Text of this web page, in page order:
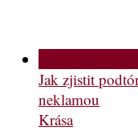
Jak zjistit
neklamou
Krása